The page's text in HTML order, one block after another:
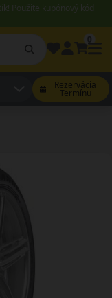
Použite kupónový kód
Rezervácia
Termínu